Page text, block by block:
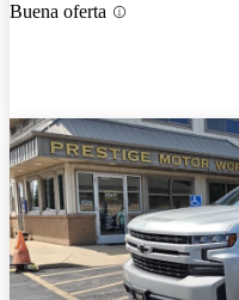
Buena oferta